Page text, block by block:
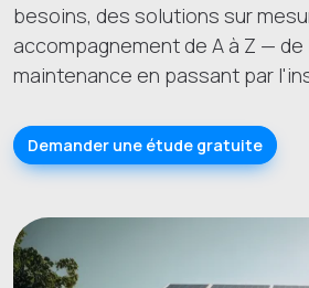
besoins, des solutions sur
accompagnement de A à Z — de
maintenance en passant par
Demander une étude gratuite